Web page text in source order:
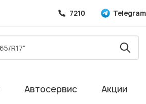
7210 Telegram
Автосервис Акции